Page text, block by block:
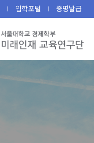
입학포털 증명발급